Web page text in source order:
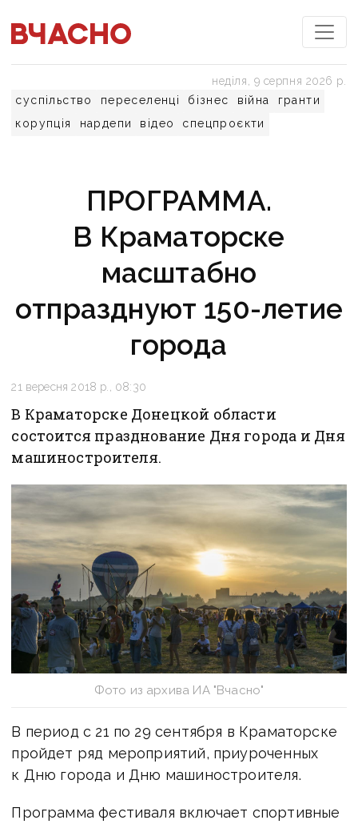
суспільство переселенці бізнес війна
гранти
корупція
нардепи відео спецпроєкти
неділя, 9 серпня 2026 р.
ПРОГРАММА.
В Краматорске
масштабно
отпразднуют 150-летие
города
21 вересня 2018 р., 08:30
В Краматорске Донецкой области
состоится празднование Дня города и Дня
машиностроителя.
Фото из архива ИА "Вчасно"
В период с 21 по 29 сентября в Краматорске
пройдет ряд мероприятий, приуроченных
к Дню города и Дню машиностроителя.
Программа фестиваля включает спортивные